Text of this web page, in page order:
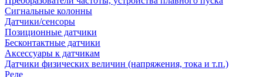
Сигнальные колонны
Датчики/сенсоры
Позиционные датчики
Бесконтактные датчики
Аксессуары к датчикам
Датчики физических величин (напряжения, тока и т.п.)
Реле